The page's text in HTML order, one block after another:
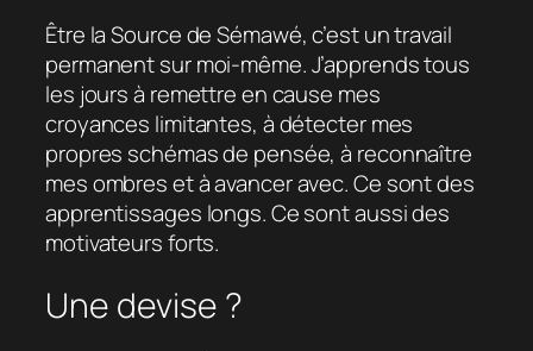
Être la Source de Sémawé, c’est un travail
permanent sur moi-même. J’apprends tous
les jours à remettre en cause mes
croyances limitantes, à détecter mes
propres schémas de pensée, à reconnaître
mes ombres et à avancer avec. Ce sont des
apprentissages longs. Ce sont aussi des
motivateurs forts.
Une devise ?